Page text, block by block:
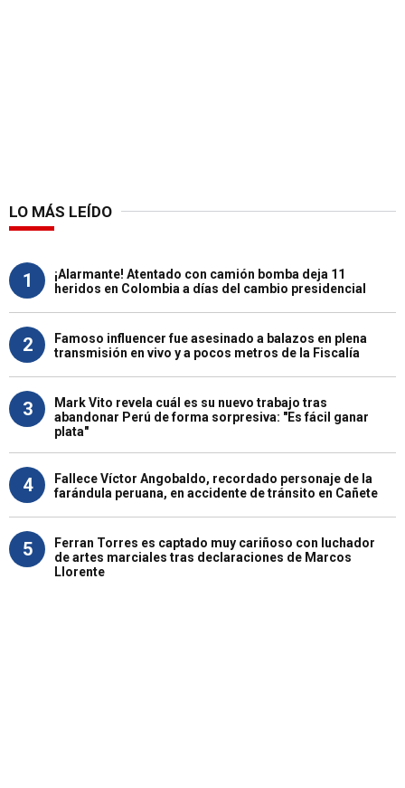
LO MÁS LEÍDO
1
¡Alarmante! Atentado con camión bomba deja 11
heridos en Colombia a días del cambio presidencial
2
Famoso influencer fue asesinado a balazos en plena
transmisión en vivo y a pocos metros de la Fiscalía
3
Mark Vito revela cuál es su nuevo trabajo tras
abandonar Perú de forma sorpresiva: "Es fácil ganar
plata"
4
Fallece Víctor Angobaldo, recordado personaje de la
farándula peruana, en accidente de tránsito en Cañete
5
Ferran Torres es captado muy cariñoso con luchador
de artes marciales tras declaraciones de Marcos
Llorente